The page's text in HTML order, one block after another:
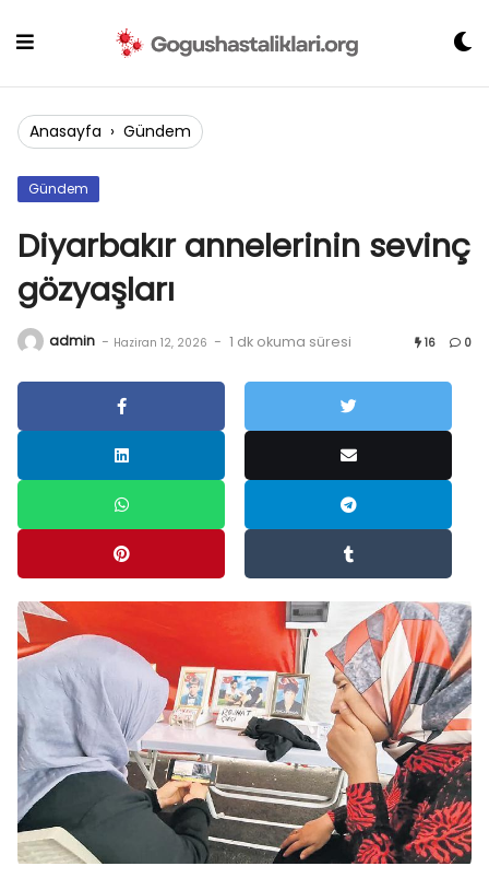
Anasayfa › Gündem
Gündem
Diyarbakır annelerinin sevinç
gözyaşları
admin - Haziran 12, 2026 - 1 dk okuma süresi 16 0